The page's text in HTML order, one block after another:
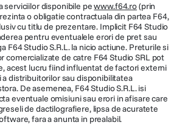
serviciilor disponibile pewww.f64.ro(prin
o obligatie contractuala din partea F64,
cu titlu de prezentare. Implicit F64 Studio
pentru eventualele erori de pret sau
F64 Studio S.R.L. la nicio actiune. Preturile si
comercializate de catre F64 Studio SRL pot
acest lucru fiind influentat de factori externi
distribuitorilor sau disponibilitatea
De asemenea, F64 Studio S.R.L. isi
eventuale omisiuni sau erori in afisare care
de dactilografiere, lipsa de acuratete
fara a anunta in prealabil.